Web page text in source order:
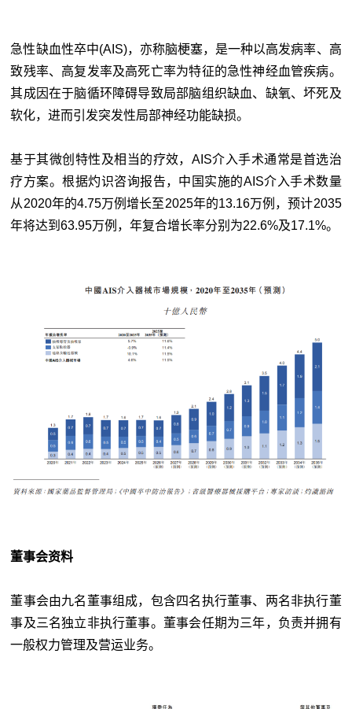
急性缺血性卒中(AIS)，亦称脑梗塞，是一种以高发病率、高
致残率、高复发率及高死亡率为特征的急性神经血管疾病。
其成因在于脑循环障碍导致局部脑组织缺血、缺氧、坏死及
软化，进而引发突发性局部神经功能缺损。
基于其微创特性及相当的疗效，AIS介入手术通常是首选治
疗方案。根据灼识咨询报告，中国实施的AIS介入手术数量
从2020年的4.75万例增长至2025年的13.16万例，预计2035
年将达到63.95万例，年复合增长率分别为22.6%及17.1%。
董事会资料
董事会由九名董事组成，包含四名执行董事、两名非执行董
事及三名独立非执行董事。董事会任期为三年，负责并拥有
一般权力管理及营运业务。